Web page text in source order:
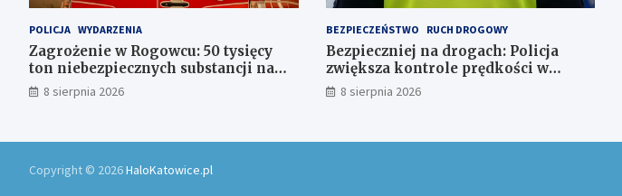
POLICJA WYDARZENIA
Zagrożenie w Rogowcu: 50 tysięcy
ton niebezpiecznych substancji na
składowisku
8 sierpnia 2026
BEZPIECZEŃSTWO RUCH DROGOWY
Bezpieczniej na drogach: Policja
zwiększa kontrole prędkości w
Polsce
8 sierpnia 2026
Copyright © 2026HaloKatowice.pl